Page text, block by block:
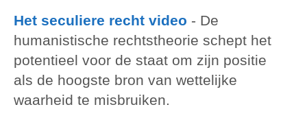
Het seculiere recht video - De
humanistische rechtstheorie schept het
potentieel voor de staat om zijn positie
als de hoogste bron van wettelijke
waarheid te misbruiken.